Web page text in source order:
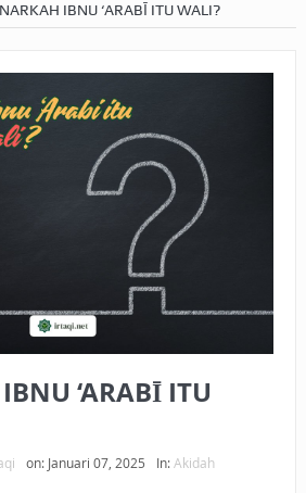
ZAKAT UANG?
HALAL JIKA SEBAB
SYAR’I
IBNU ‘ARABĪ ITU WALI?
‘ARABĪ ITU
on: Januari 07, 2025 In:Akidah